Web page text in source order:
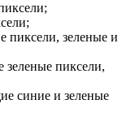
пиксели, зеленые и
пиксели,
синие и зеленые